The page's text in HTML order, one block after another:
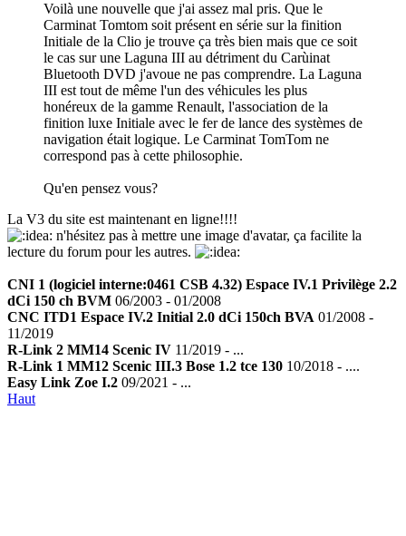
Voilà une nouvelle que j'ai assez mal pris. Que le
Carminat Tomtom soit présent en série sur la finition
Initiale de la Clio je trouve ça très bien mais que ce soit
le cas sur une Laguna III au détriment du Carùinat
Bluetooth DVD j'avoue ne pas comprendre. La Laguna
III est tout de même l'un des véhicules les plus
honéreux de la gamme Renault, l'association de la
finition luxe Initiale avec le fer de lance des systèmes de
navigation était logique. Le Carminat TomTom ne
correspond pas à cette philosophie.
Qu'en pensez vous?
La V3 du site est maintenant en ligne!!!!
n'hésitez pas à mettre une image d'avatar, ça facilite la
lecture du forum pour les autres.
CNI 1 (logiciel interne:0461 CSB 4.32) Espace IV.1 Privilège 2.2
dCi 150 ch BVM 06/2003 - 01/2008
CNC ITD1 Espace IV.2 Initial 2.0 dCi 150ch BVA 01/2008 -
11/2019
R-Link 2 MM14 Scenic IV 11/2019 - ...
R-Link 1 MM12 Scenic III.3 Bose 1.2 tce 130 10/2018 - ....
Easy Link Zoe I.2 09/2021 - ...
Haut